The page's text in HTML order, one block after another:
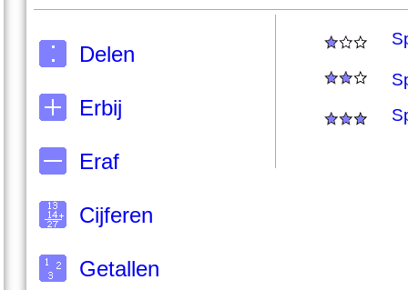
Delen
Erbij
Eraf
Cijferen
Getallen